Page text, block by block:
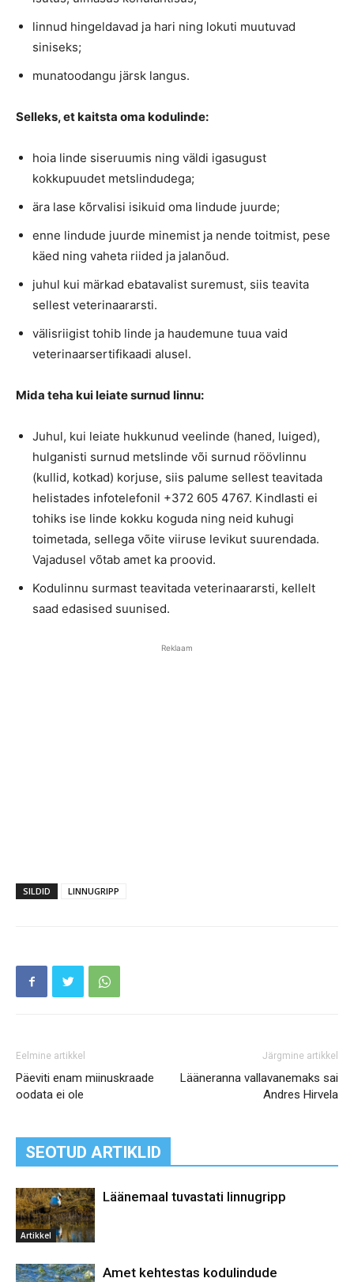
linnud hingeldavad ja hari ning lokuti muutuvad
siniseks;
munatoodangu järsk langus.
Selleks, et kaitsta oma kodulinde:
hoia linde siseruumis ning väldi igasugust
kokkupuudet metslindudega;
ära lase kõrvalisi isikuid oma lindude juurde;
enne lindude juurde minemist ja nende toitmist, pese
käed ning vaheta riided ja jalanõud.
juhul kui märkad ebatavalist suremust, siis teavita
sellest veterinaararsti.
välisriigist tohib linde ja haudemune tuua vaid
veterinaarsertifikaadi alusel.
Mida teha kui leiate surnud linnu:
Juhul, kui leiate hukkunud veelinde (haned, luiged),
hulganisti surnud metslinde või surnud röövlinnu
(kullid, kotkad) korjuse, siis palume sellest teavitada
helistades infotelefonil +372 605 4767. Kindlasti ei
tohiks ise linde kokku koguda ning neid kuhugi
toimetada, sellega võite viiruse levikut suurendada.
Vajadusel võtab amet ka proovid.
Kodulinnu surmast teavitada veterinaararsti, kellelt
saad edasised suunised.
Reklaam
SILDID LINNUGRIPP
Eelmine artikkel
Päeviti enam miinuskraade
oodata ei ole
Järgmine artikkel
Lääneranna vallavanemaks sai
Andres Hirvela
SEOTUD ARTIKLID
Artikkel
Läänemaal tuvastati linnugripp
Amet kehtestas kodulindude